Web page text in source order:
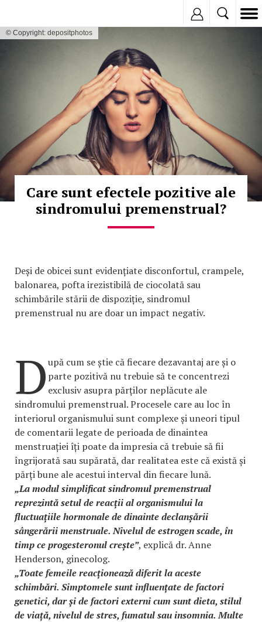
© Copyright: depositphotos
Care sunt efectele pozitive ale
sindromului premenstrual?
Deși de obicei sunt evidențiate disconfortul, crampele,
balonarea, pofta irezistibilă de ciocolată sau
schimbările stării de dispoziție, sindromul
premenstrual nu are doar un impact negativ.
După cum se știe că fiecare dezavantaj are și o
parte pozitivă nu trebuie să te concentrezi
exclusiv asupra părților neplăcute ale
sindromului premenstrual. Procesele care au loc în
interiorul organismului sunt complexe și uneori tipul
de comentarii legate de perioada de dinaintea
menstruației îți poate da impresia că trebuie să fii
îngrijorată sau supărată, dar realitatea este că există și
părți bune ale acestui interval din fiecare lună.
„La modul simplificat sindromul premenstrual
reprezintă setul de reacții al organismului la
fluctuațiile hormonale de dinainte declanșării
sângerării menstruale. Nivelul de estrogen scade, în
timp ce progesteronul crește”, explică dr. Anne
Henderson, ginecolog.
„Toate femeile reacționează diferit la aceste
schimbări. Simptomele sunt influențate de factori
genetici, dar și de factori externi cum sunt dieta, stilul
de viață, nivelul de stres, fumatul sau insomnia. Multe